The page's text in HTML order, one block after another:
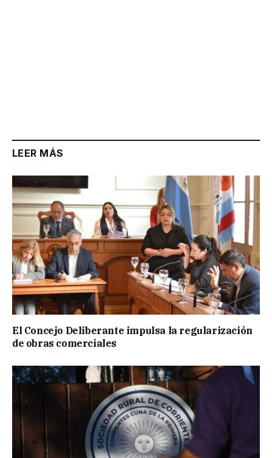
LEER MÁS
El Concejo Deliberante impulsa la regularización
de obras comerciales